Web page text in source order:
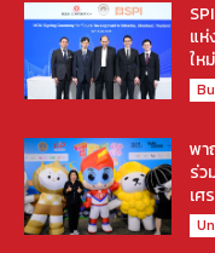
แห่
ให
พา
ร่ว
เศ